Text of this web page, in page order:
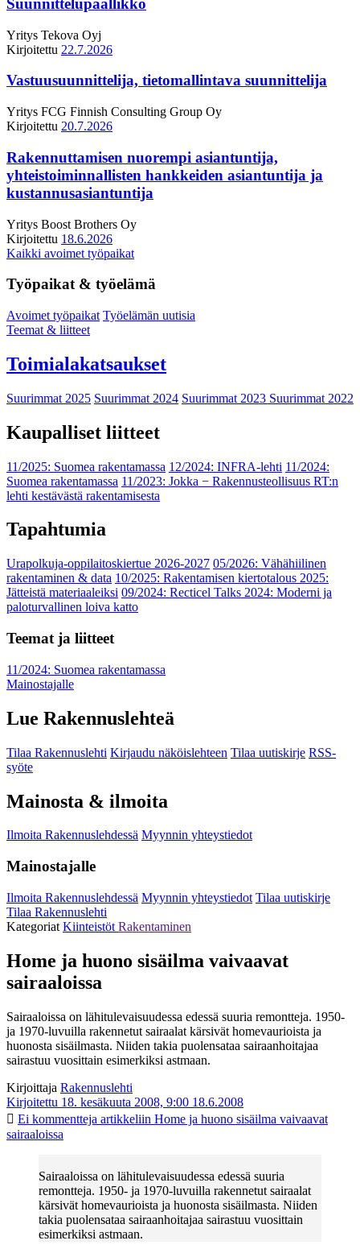
Suunnittelupäällikkö
Yritys Tekova Oyj
Kirjoitettu 22.7.2026
Vastuusuunnittelija, tietomallintava suunnittelija
Yritys FCG Finnish Consulting Group Oy
Kirjoitettu 20.7.2026
Rakennuttamisen nuorempi asiantuntija,
yhteistoiminnallisten hankkeiden asiantuntija ja
kustannusasiantuntija
Yritys Boost Brothers Oy
Kirjoitettu 18.6.2026
Kaikki avoimet työpaikat
Työpaikat & työelämä
Avoimet työpaikat Työelämän uutisia
Teemat & liitteet
Toimialakatsaukset
Suurimmat 2025 Suurimmat 2024 Suurimmat 2023 Suurimmat 2022
Kaupalliset liitteet
11/2025: Suomea rakentamassa 12/2024: INFRA-lehti 11/2024:
Suomea rakentamassa 11/2023: Jokka − Rakennusteollisuus RT:n
lehti kestävästä rakentamisesta
Tapahtumia
Urapolkuja-oppilaitoskiertue 2026-2027 05/2026: Vähähiilinen
rakentaminen & data 10/2025: Rakentamisen kiertotalous 2025:
Jätteistä materiaaleiksi 09/2024: Recticel Talks 2024: Moderni ja
paloturvallinen loiva katto
Teemat ja liitteet
11/2024: Suomea rakentamassa
Mainostajalle
Lue Rakennuslehteä
Tilaa Rakennuslehti Kirjaudu näköislehteen Tilaa uutiskirje RSS-
syöte
Mainosta & ilmoita
Ilmoita Rakennuslehdessä Myynnin yhteystiedot
Mainostajalle
Ilmoita Rakennuslehdessä Myynnin yhteystiedot Tilaa uutiskirje
Tilaa Rakennuslehti
Kategoriat Kiinteistöt Rakentaminen
Home ja huono sisäilma vaivaavat
sairaaloissa
Sairaaloissa on lähitulevaisuudessa edessä suuria remontteja. 1950-
ja 1970-luvuilla rakennetut sairaalat kärsivät homevaurioista ja
huonosta sisäilmasta. Niiden takia puolensataa sairaanhoitajaa
sairastuu vuosittain esimerkiksi astmaan.
Kirjoittaja Rakennuslehti
Kirjoitettu 18. kesäkuuta 2008, 9:00 18.6.2008
Ei kommentteja artikkeliin Home ja huono sisäilma vaivaavat
sairaaloissa
Sairaaloissa on lähitulevaisuudessa edessä suuria
remontteja. 1950- ja 1970-luvuilla rakennetut sairaalat
kärsivät homevaurioista ja huonosta sisäilmasta. Niiden
takia puolensataa sairaanhoitajaa sairastuu vuosittain
esimerkiksi astmaan.